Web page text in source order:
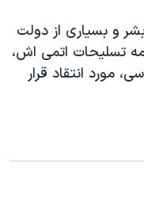
و بسياری از دولت
تسليحات اتمی اش،
مورد انتقاد قرار